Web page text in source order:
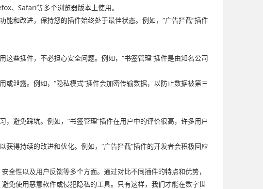
、Safari等多个浏览器版本上使用。
和改进，保持您的插件始终处于最佳状态。例如，“广告拦截”插件
些插件，不必担心安全问题。例如，“书签管理”插件是由知名公司
泄露。例如，“隐私模式”插件会加密传输数据，以防止数据被第三
避免踩坑。例如，“书签管理”插件在用户中的评价很高，许多用户
得持续的改进和优化。例如，“广告拦截”插件的开发者会积极回应
性以及用户反馈等多个方面。通过对比不同插件的特点和优势，
免使用恶意软件或侵犯隐私的工具。只有这样，我们才能在数字世